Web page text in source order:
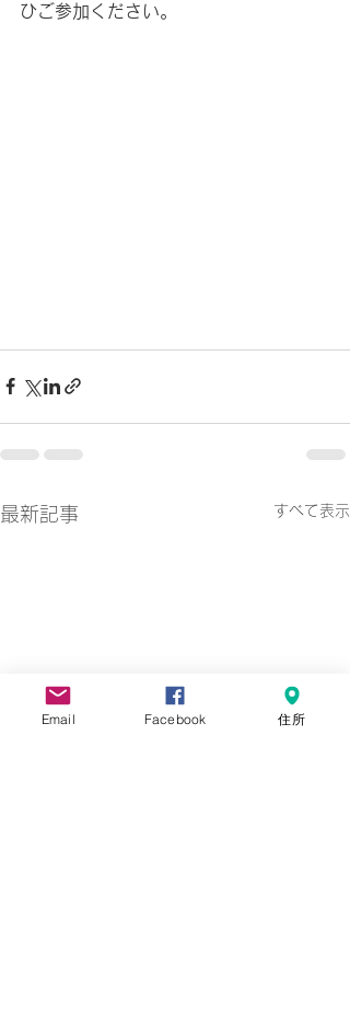
ひご参加ください。
最新記事 すべて表示
Email Facebook 住所